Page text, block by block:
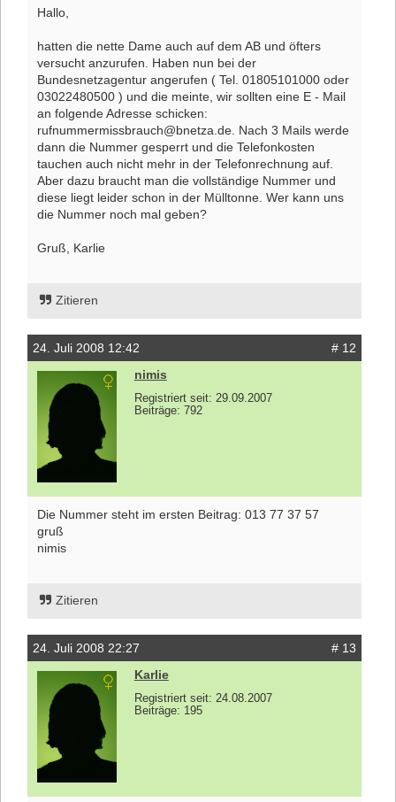
Hallo,
hatten die nette Dame auch auf dem AB und öfters
versucht anzurufen. Haben nun bei der
Bundesnetzagentur angerufen ( Tel. 01805101000 oder
03022480500 ) und die meinte, wir sollten eine E - Mail
an folgende Adresse schicken:
rufnummermissbrauch@bnetza.de. Nach 3 Mails werde
dann die Nummer gesperrt und die Telefonkosten
tauchen auch nicht mehr in der Telefonrechnung auf.
Aber dazu braucht man die vollständige Nummer und
diese liegt leider schon in der Mülltonne. Wer kann uns
die Nummer noch mal geben?
Gruß, Karlie
Zitieren
24. Juli 2008 12:42
# 12
nimis
Registriert seit: 29.09.2007
Beiträge: 792
Die Nummer steht im ersten Beitrag: 013 77 37 57
gruß
nimis
Zitieren
24. Juli 2008 22:27
# 13
Karlie
Registriert seit: 24.08.2007
Beiträge: 195